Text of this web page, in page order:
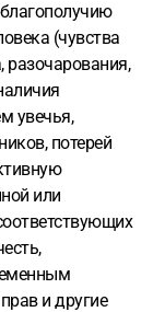
(чувства
разочарования,
увечья,
потерей
или
и другие